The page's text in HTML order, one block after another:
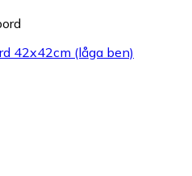
42x42cm (låga ben)